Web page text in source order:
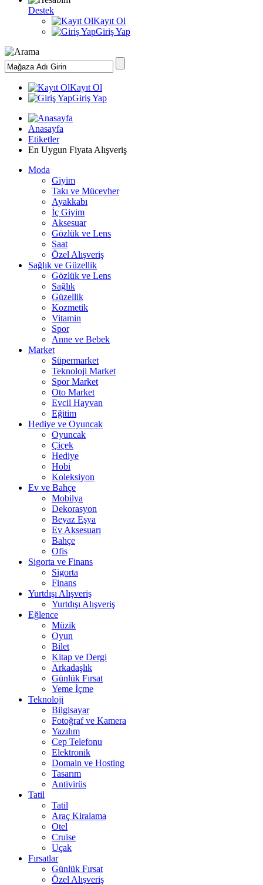
Destek
Kayıt Ol
Giriş Yap
Kayıt Ol
Giriş Yap
Anasayfa
Etiketler
En Uygun Fiyata Alışveriş
Moda
Giyim
Takı ve Mücevher
Ayakkabı
İç Giyim
Aksesuar
Gözlük ve Lens
Saat
Özel Alışveriş
Sağlık ve Güzellik
Gözlük ve Lens
Sağlık
Güzellik
Kozmetik
Vitamin
Spor
Anne ve Bebek
Market
Süpermarket
Teknoloji Market
Spor Market
Oto Market
Evcil Hayvan
Eğitim
Hediye ve Oyuncak
Oyuncak
Çiçek
Hediye
Hobi
Koleksiyon
Ev ve Bahçe
Mobilya
Dekorasyon
Beyaz Eşya
Ev Aksesuarı
Bahçe
Ofis
Sigorta ve Finans
Sigorta
Finans
Yurtdışı Alışveriş
Yurtdışı Alışveriş
Eğlence
Müzik
Oyun
Bilet
Kitap ve Dergi
Arkadaşlık
Günlük Fırsat
Yeme İçme
Teknoloji
Bilgisayar
Fotoğraf ve Kamera
Yazılım
Cep Telefonu
Elektronik
Domain ve Hosting
Tasarım
Antivirüs
Tatil
Tatil
Araç Kiralama
Otel
Cruise
Uçak
Fırsatlar
Günlük Fırsat
Özel Alışveriş